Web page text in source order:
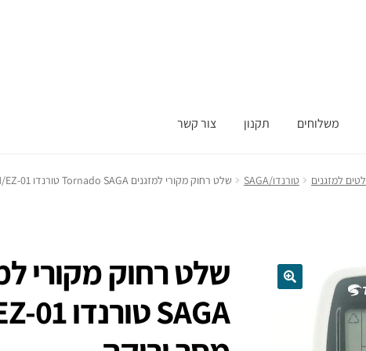
משלוחים תקנון צור קשר
למזגנים טורנדו/SAGA שלט רחוק ‏מקורי למזגנים Tornado SAGA טורנדו ZH/EZ-01 כולל תאורת מסך ירוקה